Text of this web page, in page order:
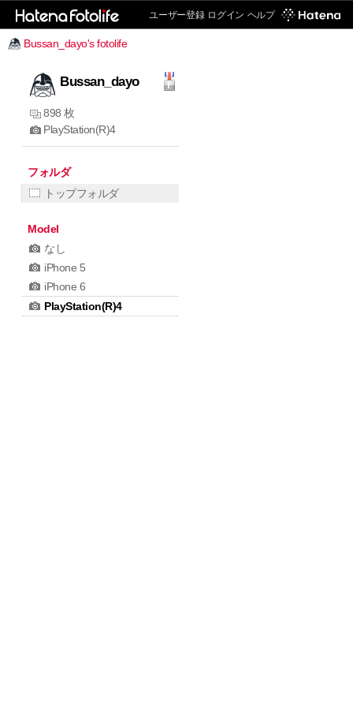
ユーザー登録 ログイン ヘルプ
Bussan_dayo's fotolife
Bussan_dayo
898 枚
PlayStation(R)4
フォルダ
トップフォルダ
Model
なし
iPhone 5
iPhone 6
PlayStation(R)4